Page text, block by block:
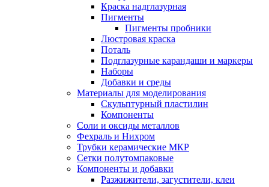
Краска надглазурная
Пигменты
Пигменты пробники
Люстровая краска
Поталь
Подглазурные карандаши и маркеры
Наборы
Добавки и среды
Материалы для моделирования
Скульптурный пластилин
Компоненты
Соли и оксиды металлов
Фехраль и Нихром
Трубки керамические МКР
Сетки полутомпаковые
Компоненты и добавки
Разжижители, загустители, клеи